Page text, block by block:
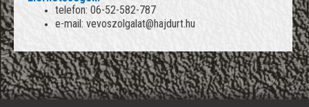
telefon: 06-52-582-787
e-mail: vevoszolgalat@hajdurt.hu
';